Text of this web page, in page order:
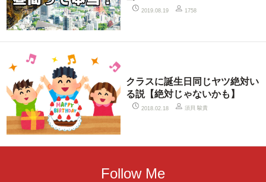
2019.08.19 1758
クラスに誕生日同じヤツ絶対い
る説【絶対じゃないかも】
2018.02.18 須貝 駿貴
Follow Me